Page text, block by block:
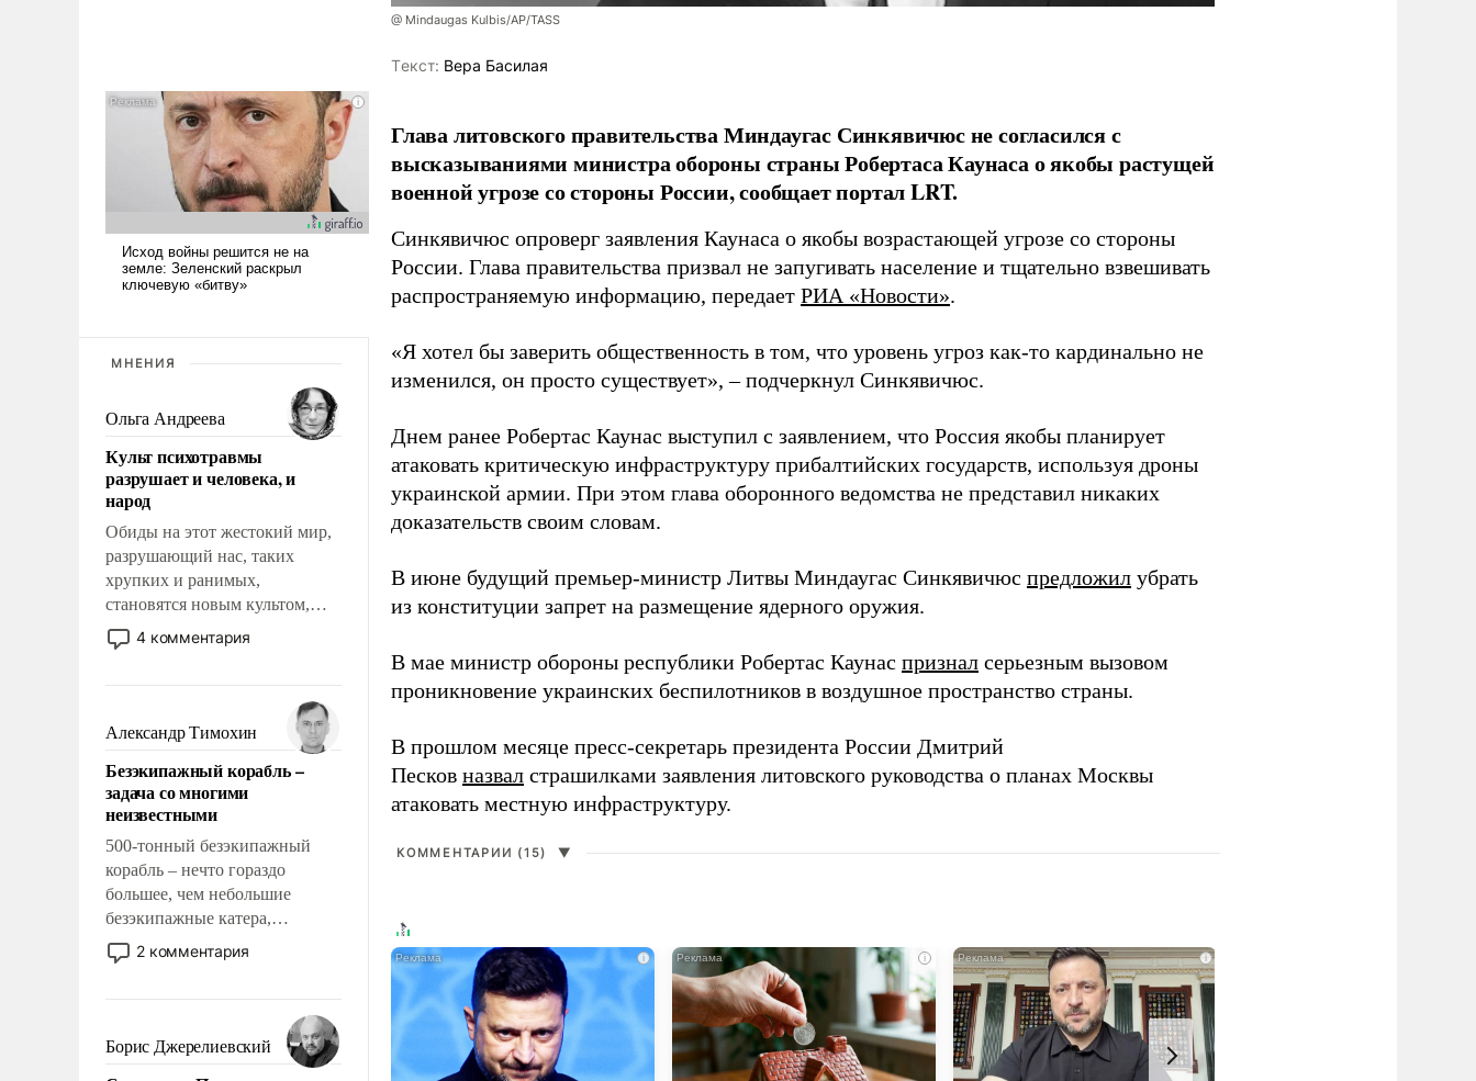
МНЕНИЯ
Ольга Андреева
Культ психотравмы
разрушает и человека, и
народ
Обиды на этот жестокий мир,
разрушающий нас, таких
хрупких и ранимых,
становятся новым культом,
постепенно вытесняя и
отменяя традиционное
мужественным и твердым под
ударами судьбы, брать на себя
ответственность, помогать
слабым, идти вперед и
адаптироваться.
4 комментария
Александр Тимохин
Безэкипажный корабль –
задача со многими
неизвестными
500-тонный безэкипажный
корабль – нечто гораздо
большее, чем небольшие
безэкипажные катера,
применение которых уже
стало обыденностью. Задача по
сложна и амбициозна. Однако
и ее реализация радикально
поднимет наши боевые
2 комментария
Борис Джерелиевский
@ Mindaugas Kulbis/AP/TASS
Tекст: Вера Басилая
Глава литовского правительства Миндаугас Синкявичюс не согласился с
высказываниями министра обороны страны Робертаса Каунаса о якобы растущей
военной угрозе со стороны России, сообщает портал LRT.
Синкявичюс опроверг заявления Каунаса о якобы возрастающей угрозе со стороны
России. Глава правительства призвал не запугивать население и тщательно взвешивать
распространяемую информацию, передает РИА «Новости».
«Я хотел бы заверить общественность в том, что уровень угроз как-то кардинально не
изменился, он просто существует», – подчеркнул Синкявичюс.
Днем ранее Робертас Каунас выступил с заявлением, что Россия якобы планирует
атаковать критическую инфраструктуру прибалтийских государств, используя дроны
украинской армии. При этом глава оборонного ведомства не представил никаких
доказательств своим словам.
В июне будущий премьер-министр Литвы Миндаугас Синкявичюс предложил убрать
из конституции запрет на размещение ядерного оружия.
В мае министр обороны республики Робертас Каунас признал серьезным вызовом
проникновение украинских беспилотников в воздушное пространство страны.
В прошлом месяце пресс-секретарь президента России Дмитрий
Песков назвал страшилками заявления литовского руководства о планах Москвы
атаковать местную инфраструктуру.
КОММЕНТАРИИ (15) ▼
i i i